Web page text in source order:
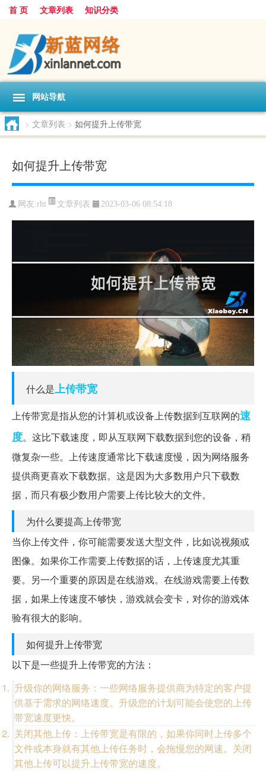
首 页 文章列表 知识分类
网站导航
> 文章列表 > 如何提升上传带宽
如何提升上传带宽
网友:rht 文章列表 2023-03-06 08:54:18
什么是上传带宽
上传带宽是指从您的计算机或设备上传数据到互联网的速
度。这比下载速度，即从互联网下载数据到您的设备，稍
微复杂一些。上传速度通常比下载速度慢，因为网络服务
提供商更喜欢下载数据。这是因为大多数用户只下载数
据，而只有极少数用户需要上传比较大的文件。
为什么要提高上传带宽
当你上传文件，你可能需要发送大型文件，比如说视频或
图像。如果你工作需要上传数据的话，上传速度尤其重
要。另一个重要的原因是在线游戏。在线游戏需要上传数
据，如果上传速度不够快，游戏就会变卡，对你的游戏体
验有很大的影响。
如何提升上传带宽
以下是一些提升上传带宽的方法：
升级你的网络服务：一些网络服务提供商为特定的客户提
供基于需求的网络速度。升级您的计划可能会使您的上传
带宽速度更快。
关闭其他上传：上传带宽是有限的，如果你同时上传多个
文件或本身就有其他上传任务时，会拖慢您的网速。关闭
其他上传可以提升上传带宽的速度。